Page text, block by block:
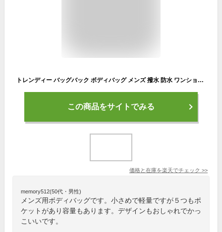
トレンディー バッグバック ボディバッグ メンズ 撥水 防水 ワンショルダー 軽量 ショルダーバッグ 斜め掛け 斜めがけ 小さめ 小型 大容量 かばん 鞄 レディース 通勤 通学 ビジネス 自転車 釣り 登山 スキー スノーボード スポーツバッグ おしゃれ かっこいい コスパ
この商品をサイトでみる
価格と在庫を楽天でチェック >>
memory512(50代・男性)
メンズ用ボディバッグです。小さめで軽量ですが５つもポ
ケットがあり容量もあります。デザインもおしゃれでかっ
こいいです。